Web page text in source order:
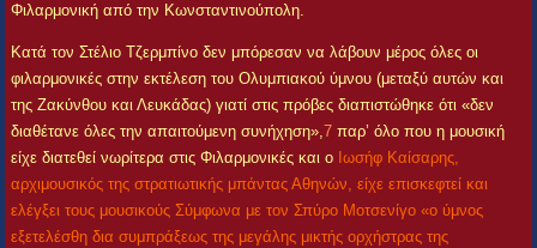
Φιλαρμονική από την Κωνσταντινούπολη.
Κατά τον Στέλιο Τζερμπίνο δεν μπόρεσαν να λάβουν μέρος όλες οι
φιλαρμονικές στην εκτέλεση του Ολυμπιακού ύμνου (μεταξύ αυτών και
της Ζακύνθου και Λευκάδας) γιατί στις πρόβες διαπιστώθηκε ότι «δεν
διαθέτανε όλες την απαιτούμενη συνήχηση»,7 παρ’ όλο που η μουσική
είχε διατεθεί νωρίτερα στις Φιλαρμονικές και ο Ιωσήφ Καίσαρης,
αρχιμουσικός της στρατιωτικής μπάντας Αθηνών, είχε επισκεφτεί και
ελέγξει τους μουσικούς Σύμφωνα με τον Σπύρο Μοτσενίγο «ο ύμνος
εξετελέσθη δια συμπράξεως της μεγάλης μικτής ορχήστρας της